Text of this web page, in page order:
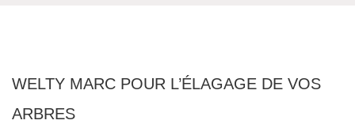
WELTY MARC POUR L’ÉLAGAGE DE VOS
ARBRES